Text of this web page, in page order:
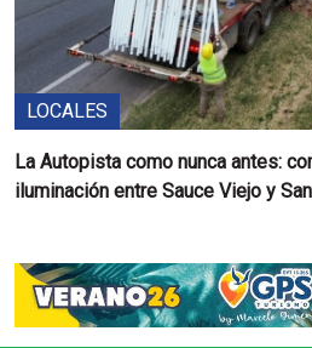
LOCALES
La Autopista como nunca antes:
iluminación entre Sauce Viejo y